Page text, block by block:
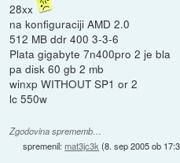
28xx
na konfiguraciji AMD 2.0
512 MB ddr 400 3-3-6
Plata gigabyte 7n400pro 2 je bla
pa disk 60 gb 2 mb
winxp WITHOUT SP1 or 2
lc 550w
Zgodovina sprememb…
spremenil:mat3jc3k(8. sep 2005 ob